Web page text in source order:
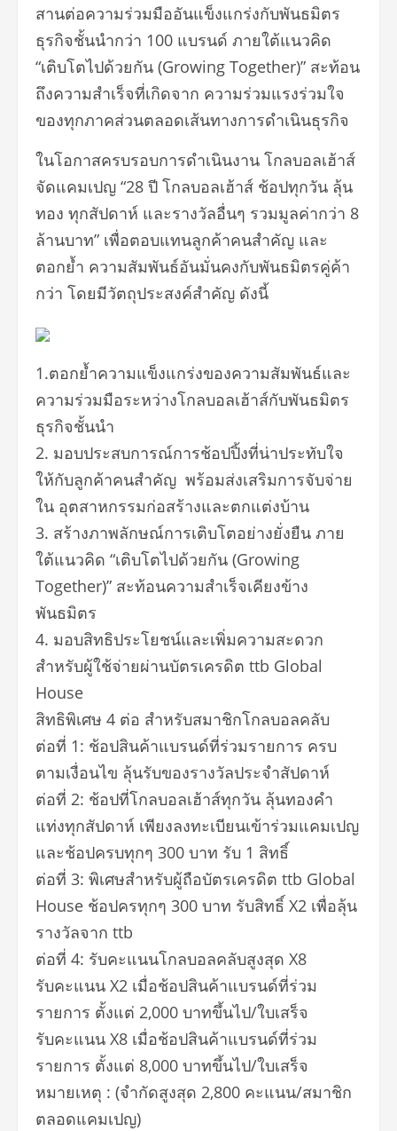
สานต่อความร่วมมืออันแข็งแกร่งกับพันธมิตร
ธุรกิจชั้นนำกว่า 100 แบรนด์ ภายใต้แนวคิด
“เติบโตไปด้วยกัน (Growing Together)” สะท้อน
ถึงความสำเร็จที่เกิดจาก ความร่วมแรงร่วมใจ
ของทุกภาคส่วนตลอดเส้นทางการดำเนินธุรกิจ
ในโอกาสครบรอบการดำเนินงาน โกลบอลเฮ้าส์
จัดแคมเปญ “28 ปี โกลบอลเฮ้าส์ ช้อปทุกวัน ลุ้น
ทอง ทุกสัปดาห์ และรางวัลอื่นๆ รวมมูลค่ากว่า 8
ล้านบาท” เพื่อตอบแทนลูกค้าคนสำคัญ และ
ตอกย้ำ ความสัมพันธ์อันมั่นคงกับพันธมิตรคู่ค้า
กว่า โดยมีวัตถุประสงค์สำคัญ ดังนี้
1.ตอกย้ำความแข็งแกร่งของความสัมพันธ์และ
ความร่วมมือระหว่างโกลบอลเฮ้าส์กับพันธมิตร
ธุรกิจชั้นนำ
2. มอบประสบการณ์การช้อปปิ้งที่น่าประทับใจ
ให้กับลูกค้าคนสำคัญ พร้อมส่งเสริมการจับจ่าย
ใน อุตสาหกรรมก่อสร้างและตกแต่งบ้าน
3. สร้างภาพลักษณ์การเติบโตอย่างยั่งยืน ภาย
ใต้แนวคิด “เติบโตไปด้วยกัน (Growing
Together)” สะท้อนความสำเร็จเคียงข้าง
พันธมิตร
4. มอบสิทธิประโยชน์และเพิ่มความสะดวก
สำหรับผู้ใช้จ่ายผ่านบัตรเครดิต ttb Global
House
สิทธิพิเศษ 4 ต่อ สำหรับสมาชิกโกลบอลคลับ
ต่อที่ 1: ช้อปสินค้าแบรนด์ที่ร่วมรายการ ครบ
ตามเงื่อนไข ลุ้นรับของรางวัลประจำสัปดาห์
ต่อที่ 2: ช้อปที่โกลบอลเฮ้าส์ทุกวัน ลุ้นทองคำ
แท่งทุกสัปดาห์ เพียงลงทะเบียนเข้าร่วมแคมเปญ
และช้อปครบทุกๆ 300 บาท รับ 1 สิทธิ์
ต่อที่ 3: พิเศษสำหรับผู้ถือบัตรเครดิต ttb Global
House ช้อปครทุกๆ 300 บาท รับสิทธิ์ X2 เพื่อลุ้น
รางวัลจาก ttb
ต่อที่ 4: รับคะแนนโกลบอลคลับสูงสุด X8
รับคะแนน X2 เมื่อช้อปสินค้าแบรนด์ที่ร่วม
รายการ ตั้งแต่ 2,000 บาทขึ้นไป/ใบเสร็จ
รับคะแนน X8 เมื่อช้อปสินค้าแบรนด์ที่ร่วม
รายการ ตั้งแต่ 8,000 บาทขึ้นไป/ใบเสร็จ
หมายเหตุ : (จำกัดสูงสุด 2,800 คะแนน/สมาชิก
ตลอดแคมเปญ)